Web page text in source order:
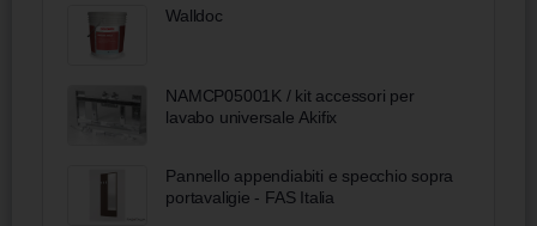
Walldoc
NAMCP05001K / kit accessori per
lavabo universale Akifix
Pannello appendiabiti e specchio sopra
portavaligie - FAS Italia